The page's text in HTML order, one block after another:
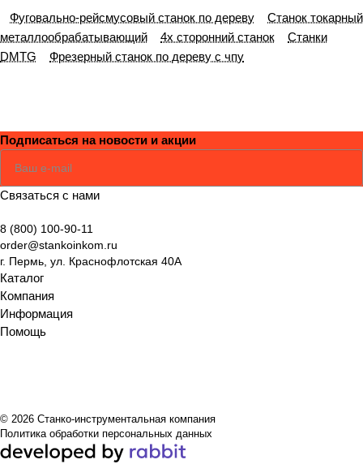
Фуговально-рейсмусовый станок по дереву
Станок токарный
металлообрабатывающий
4х сторонний станок
Станки
DMTG
Фрезерный станок по дереву с чпу
Подписаться на новости и акции
Связаться с нами
8 (800) 100-90-11
order@stankoinkom.ru
г. Пермь, ул. Краснофлотская 40А
Каталог
Компания
Информация
Помощь
© 2026 Станко-инструментальная компания
Политика обработки персональных данных